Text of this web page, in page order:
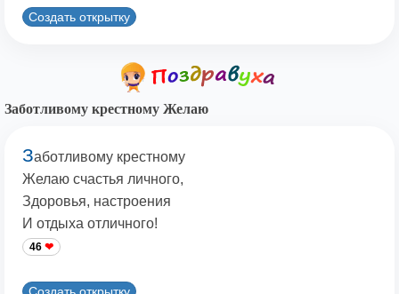
Создать открытку
Заботливому крестному Желаю
Заботливому крестному
Желаю счастья личного,
Здоровья, настроения
И отдыха отличного!
46
Создать открытку